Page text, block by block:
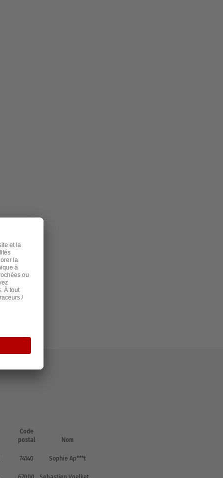
Code
postal
Nom
74140 Sophie Ap***t